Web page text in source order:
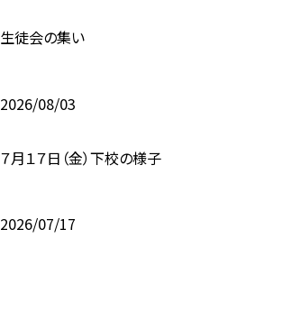
生徒会の集い
2026/08/03
７月１７日（金）下校の様子
2026/07/17